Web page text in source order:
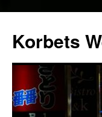
springen
Korbets